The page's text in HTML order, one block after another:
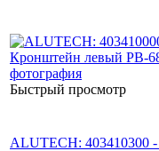
Быстрый просмотр
ALUTECH: 403410300